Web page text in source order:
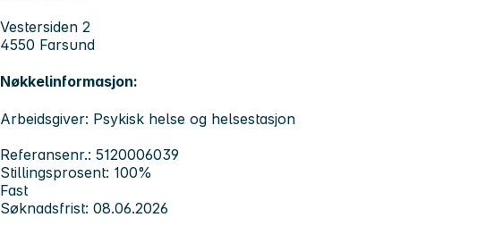
Vestersiden 2
4550 Farsund
Nøkkelinformasjon:
Arbeidsgiver: Psykisk helse og helsestasjon
Referansenr.: 5120006039
Stillingsprosent: 100%
Fast
Søknadsfrist: 08.06.2026